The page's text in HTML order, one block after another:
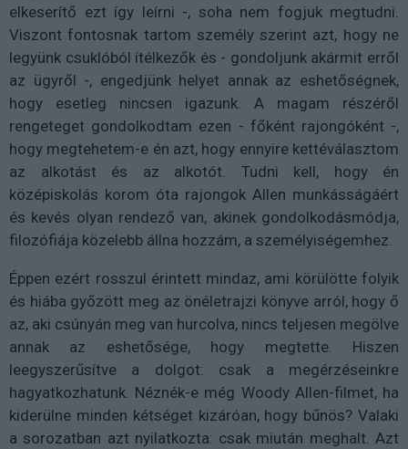
elkeserítő ezt így leírni -, soha nem fogjuk megtudni.
Viszont fontosnak tartom személy szerint azt, hogy ne
legyünk csuklóból ítélkezők és - gondoljunk akármit erről
az ügyről -, engedjünk helyet annak az eshetőségnek,
hogy esetleg nincsen igazunk. A magam részéről
rengeteget gondolkodtam ezen - főként rajongóként -,
hogy megtehetem-e én azt, hogy ennyire kettéválasztom
az alkotást és az alkotót. Tudni kell, hogy én
középiskolás korom óta rajongok Allen munkásságáért
és kevés olyan rendező van, akinek gondolkodásmódja,
filozófiája közelebb állna hozzám, a személyiségemhez.
Éppen ezért rosszul érintett mindaz, ami körülötte folyik
és hiába győzött meg az önéletrajzi könyve arról, hogy ő
az, aki csúnyán meg van hurcolva, nincs teljesen megölve
annak az eshetősége, hogy megtette. Hiszen
leegyszerűsítve a dolgot: csak a megérzéseinkre
hagyatkozhatunk. Néznék-e még Woody Allen-filmet, ha
kiderülne minden kétséget kizáróan, hogy bűnös? Valaki
a sorozatban azt nyilatkozta: csak miután meghalt. Azt